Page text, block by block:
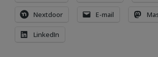
Nextdoor E-mail
LinkedIn